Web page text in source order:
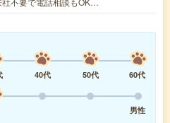
40代 50代
60代
男性